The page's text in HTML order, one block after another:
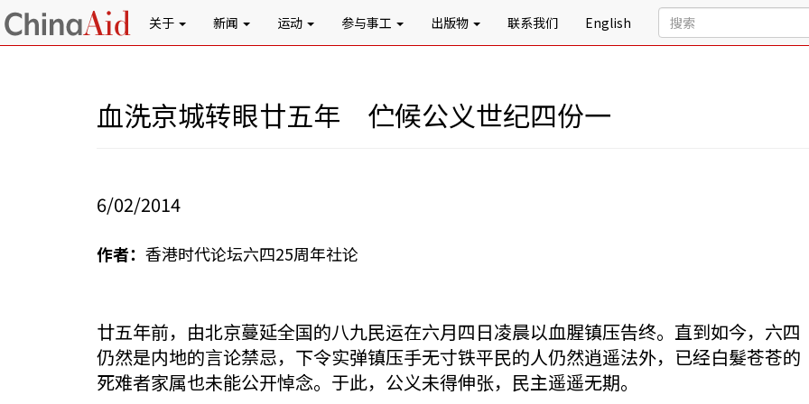
关于 新闻 运动 参与事工 出版物 联系我们 English
血洗京城转眼廿五年 伫候公义世纪四份一
6/02/2014
作者： 香港时代论坛六四25周年社论
廿五年前，由北京蔓延全国的八九民运在六月四日凌晨以血腥镇压告终。直到如今，六四
仍然是内地的言论禁忌，下令实弹镇压手无寸铁平民的人仍然逍遥法外，已经白髮苍苍的
死难者家属也未能公开悼念。于此，公义未得伸张，民主遥遥无期。